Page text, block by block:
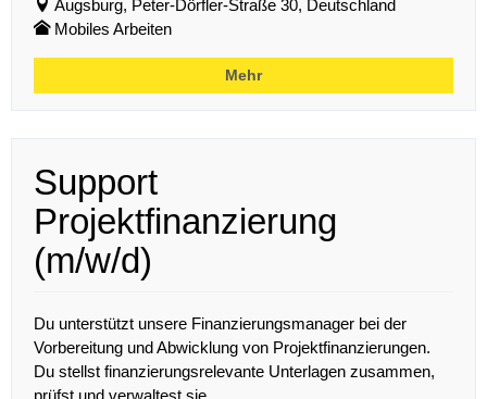
Augsburg, Peter-Dörfler-Straße 30, Deutschland
Mobiles Arbeiten
Mehr
Support
Projektfinanzierung
(m/w/d)
Du unterstützt unsere Finanzierungsmanager bei der
Vorbereitung und Abwicklung von Projektfinanzierungen.
Du stellst finanzierungsrelevante Unterlagen zusammen,
prüfst und verwaltest sie...